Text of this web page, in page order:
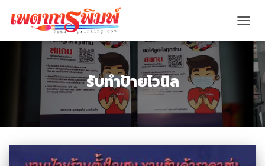
รับทำป้ายไวนิล